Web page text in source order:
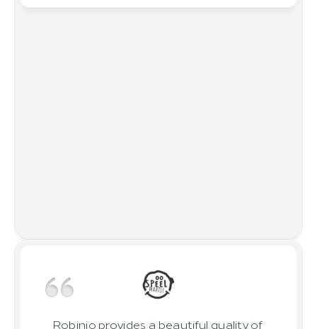
Robinio provides a beautiful quality of